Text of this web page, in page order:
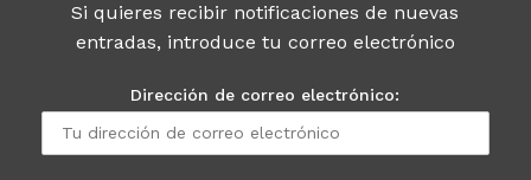
Si quieres recibir notificaciones de nuevas
entradas, introduce tu correo electrónico
Dirección de correo electrónico: